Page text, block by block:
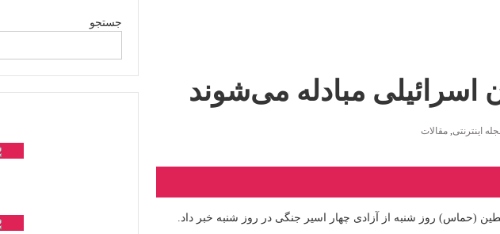
اسرائیلی مبادله می‌شوند
اینترنتی, مقالات
(حماس) روز شنبه از آزادی چهار اسیر جنگی در روز شنبه خبر داد.
جستجو